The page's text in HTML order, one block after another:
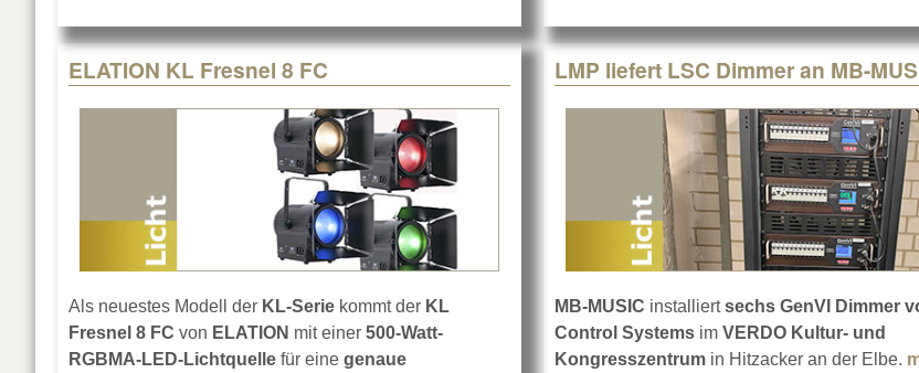
ELATION KL Fresnel 8 FC
Als neuestes Modell der KL-Serie kommt der KL
Fresnel 8 FC von ELATION mit einer 500-Watt-
RGBMA-LED-Lichtquelle für eine genaue
LMP liefert LSC Dimmer an MB-
MB-MUSIC installiertsechs GenVI Dimmer
Control Systems im VERDO Kultur- und
Kongresszentrum in Hitzacker an der Elbe.